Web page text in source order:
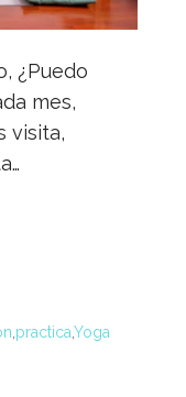
¿Puedo
mes,
visita,
practicaYoga